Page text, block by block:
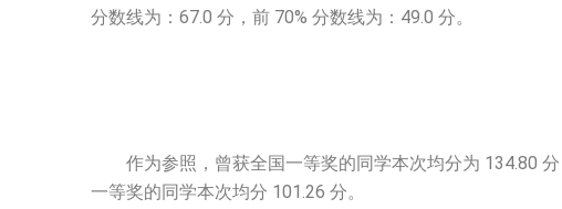
分数线为：67.0 分，前 70% 分数线为：49.0 分。
作为参照，曾获全国一等奖的同学本次均分为 134.80 分
一等奖的同学本次均分 101.26 分。